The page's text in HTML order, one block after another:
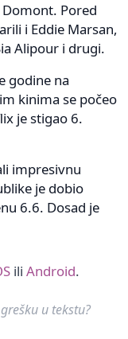
Pored
i Eddie Marsan,
Alipour i drugi.
godine na
kinima se počeo
je stigao 6.
impresivnu
je dobio
6.6. Dosad je
ili Android.
u tekstu?